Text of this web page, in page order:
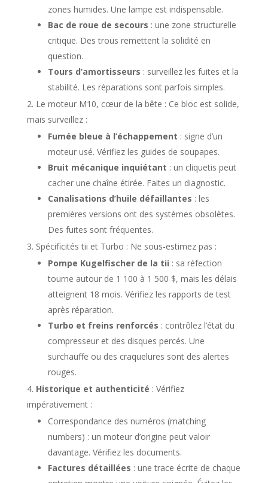
zones humides. Une lampe est indispensable.
Bac de roue de secours : une zone structurelle
critique. Des trous remettent la solidité en
question.
Tours d’amortisseurs : surveillez les fuites et la
stabilité. Les réparations sont parfois simples.
Le moteur M10, cœur de la bête : Ce bloc est solide,
mais surveillez :
Fumée bleue à l’échappement : signe d’un
moteur usé. Vérifiez les guides de soupapes.
Bruit mécanique inquiétant : un cliquetis peut
cacher une chaîne étirée. Faites un diagnostic.
Canalisations d’huile défaillantes : les
premières versions ont des systèmes obsolètes.
Des fuites sont fréquentes.
Spécificités tii et Turbo : Ne sous-estimez pas :
Pompe Kugelfischer de la tii : sa réfection
tourne autour de 1 100 à 1 500 $, mais les délais
atteignent 18 mois. Vérifiez les rapports de test
après réparation.
Turbo et freins renforcés : contrôlez l’état du
compresseur et des disques percés. Une
surchauffe ou des craquelures sont des alertes
rouges.
Historique et authenticité : Vérifiez
impérativement :
Correspondance des numéros (matching
numbers) : un moteur d’origine peut valoir
davantage. Vérifiez les documents.
Factures détaillées : une trace écrite de chaque